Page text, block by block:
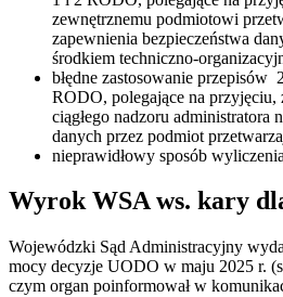
zewnętrznemu podmiotowi
zapewnienia bezpieczeństwa
środkiem techniczno-
błędne zastosowanie przepisów
RODO, polegające na
ciągłego nadzoru administratora
danych przez podmiot
nieprawidłowy sposób
Wyrok WSA ws. kary
Wojewódzki Sąd Administracyjny
mocy decyzje UODO w maju 2025 r.
czym organ poinformował w